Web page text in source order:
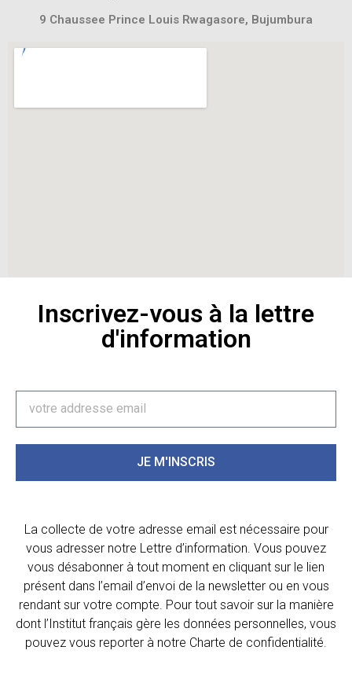
9 Chaussee Prince Louis Rwagasore, Bujumbura
Inscrivez-vous à la lettre
d'information
JE M'INSCRIS
La collecte de votre adresse email est nécessaire pour
vous adresser notre Lettre d’information. Vous pouvez
vous désabonner à tout moment en cliquant sur le lien
présent dans l’email d’envoi de la newsletter ou en vous
rendant sur votre compte. Pour tout savoir sur la manière
dont l’Institut français gère les données personnelles, vous
pouvez vous reporter à notre Charte de confidentialité.